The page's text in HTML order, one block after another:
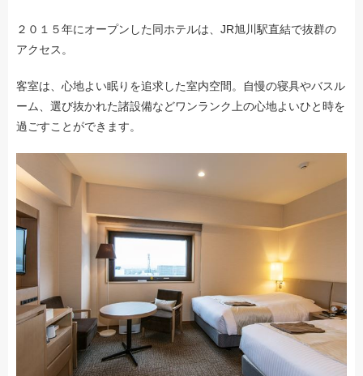
２０１５年にオープンした同ホテルは、JR旭川駅直結で抜群の
アクセス。
客室は、心地よい眠りを追求した室内空間。自慢の寝具やバスル
ーム、選び抜かれた諸設備などワンランク上の心地よいひと時を
過ごすことができます。